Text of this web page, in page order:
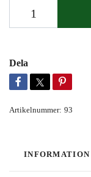
Dela
Artikelnummer: 93
INFORMATION